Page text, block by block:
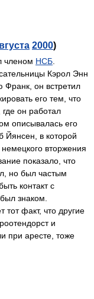
2000)
членом НСБ
Кэрол Энн
Франк, он встретил
его тем, что
, где он работал
описывалась его
в которой
вторжения
показало, что
но был частым
контакт с
знаком.
тот факт, что другие
и
при аресте, тоже